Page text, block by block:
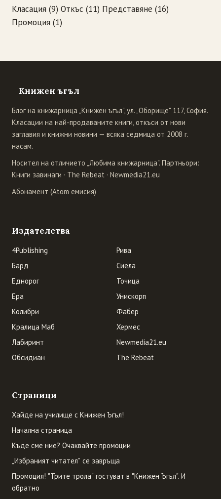
Класация (9) Откъс (11) Представяне (16)
Промоция (1)
Книжен ъгъл
Блог на книжарница „Книжен ъгъл", ул. „Оборище" 117, София.
Класации на най-продаваните книги, откъси от нови
заглавия и книжни новини — всяка седмица от 2008 г.
насам.
Носител на отличието „Любима книжарница". Партньори:
Книги завинаги · The Rebeat · Newmedia21.eu
Абонамент (Atom емисия)
Издателства
4Publishing
Бард
Еднорог
Ера
Колибри
Кралица Маб
Лабиринт
Обсидиан
Рива
Сиела
Точица
Унискорп
Фабер
Хермес
Newmedia21.eu
The Rebeat
Страници
Хайде на училище с Книжен Ъгъл!
Начална страница
Къде сме ние? Очаквайте промоции
„Избраният читател” се завръща
Промоция! "Трите трола" гостуват в "Книжен Ъгъл". И
обратно